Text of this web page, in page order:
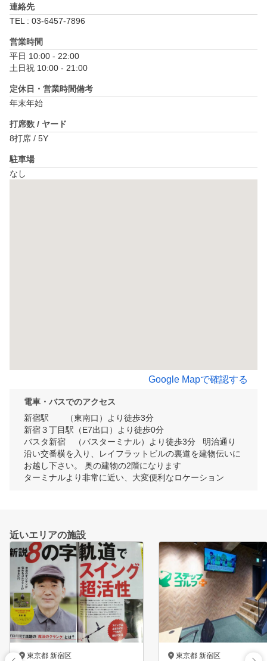
連絡先
TEL : 03-6457-7896
営業時間
平日 10:00 - 22:00
土日祝 10:00 - 21:00
定休日・営業時間備考
年末年始
打席数 / ヤード
8打席 / 5Y
駐車場
なし
Google Mapで確認する
電車・バスでのアクセス
新宿駅　　（東南口）より徒歩3分
新宿３丁目駅（E7出口）より徒歩0分
バスタ新宿　（バスターミナル）より徒歩3分   明治通り
沿い交番横を入り、レイフラットビルの裏道を建物伝いに
お越し下さい。 奥の建物の2階になります
ターミナルより非常に近い、大変便利なロケーション
近いエリアの施設
東京都 新宿区 東京都 新宿区